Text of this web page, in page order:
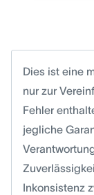
Dies ist eine
nur zur
Fehler
jegliche
Inkonsistenz